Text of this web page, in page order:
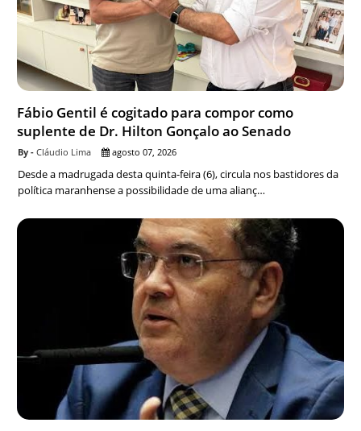
Fábio Gentil é cogitado para compor como
suplente de Dr. Hilton Gonçalo ao Senado
Cláudio Lima agosto 07, 2026
Desde a madrugada desta quinta-feira (6), circula nos bastidores da
política maranhense a possibilidade de uma alianç…